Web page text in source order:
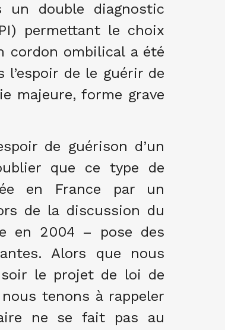
double diagnostic
permettant le choix
cordon ombilical a été
de le guérir de
majeure, forme grave
de guérison d’un
que ce type de
en France par un
de la discussion du
en 2004 – pose des
Alors que nous
le projet de loi de
tenons à rappeler
ne se fait pas au